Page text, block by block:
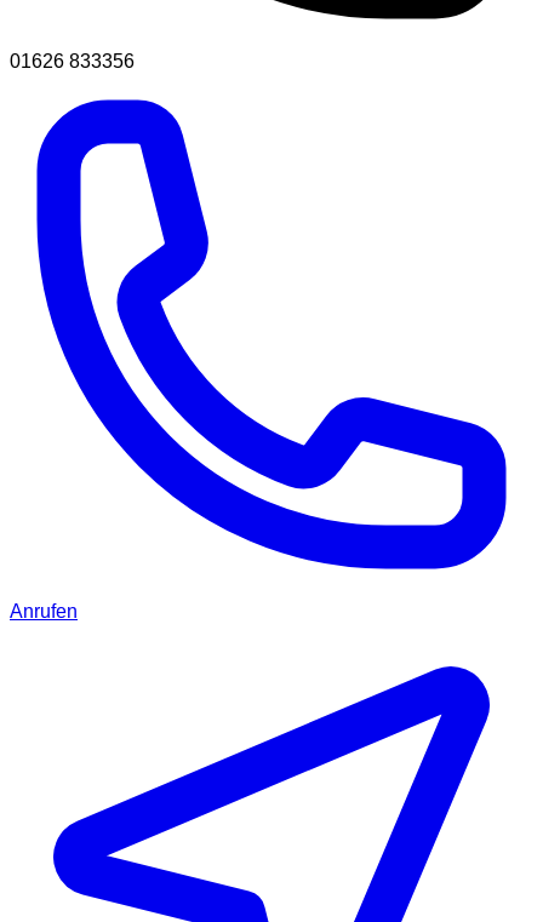
01626 833356
Anrufen